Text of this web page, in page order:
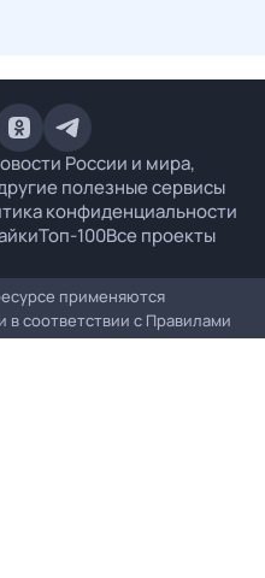
России и мира,
полезные сервисы
конфиденциальности
Топ-100Все проекты
применяются
соответствии с Правилами